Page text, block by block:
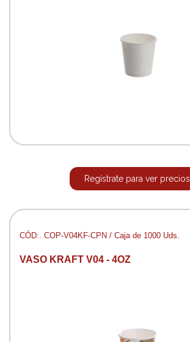
Regístrate para ver precios
CÓD:. COP-V04KF-CPN / Caja de 1000 Uds.
VASO KRAFT V04 - 4OZ